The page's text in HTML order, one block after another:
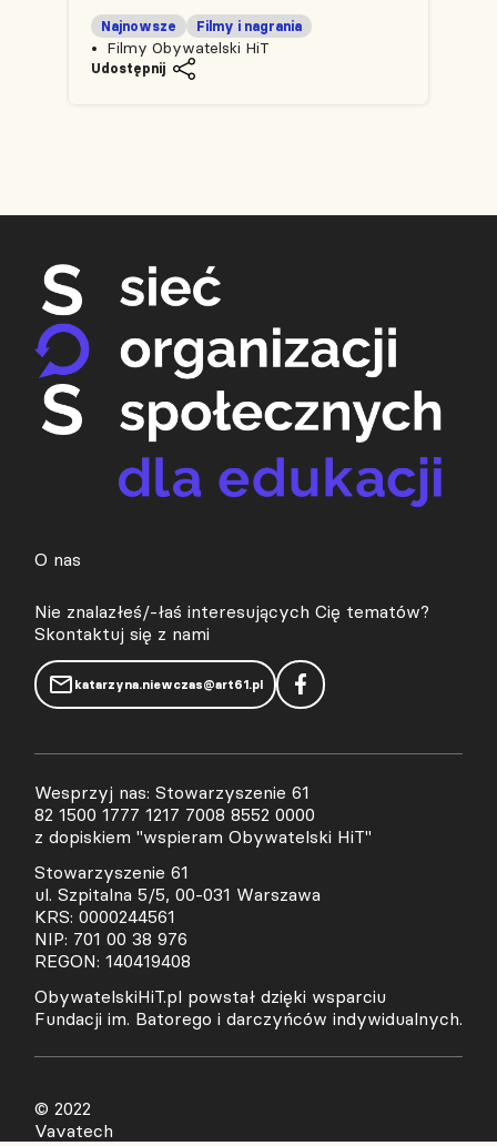
Filmy Obywatelski HiT
Najnowsze Filmy i nagrania
Udostępnij
O nas
Nie znalazłeś/-łaś interesujących Cię tematów?
Skontaktuj się z nami
katarzyna.niewczas@art61.pl
Wesprzyj nas: Stowarzyszenie 61
82 1500 1777 1217 7008 8552 0000
z dopiskiem "wspieram Obywatelski HiT"
Stowarzyszenie 61
ul. Szpitalna 5/5, 00-031 Warszawa
KRS: 0000244561
NIP: 701 00 38 976
REGON: 140419408
ObywatelskiHiT.pl powstał dzięki wsparciu
Fundacji im. Batorego i darczyńców indywidualnych.
© 2022
Vavatech